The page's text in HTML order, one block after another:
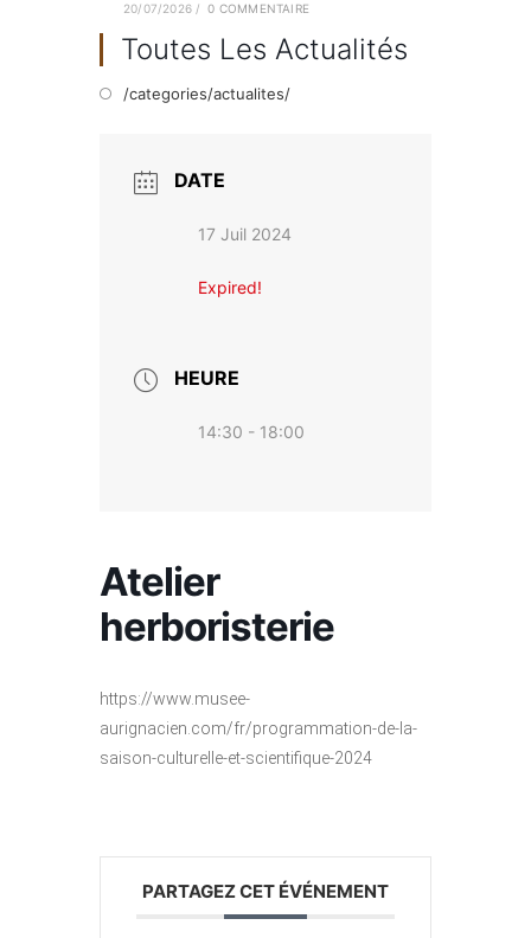
20/07/2026 / 0 COMMENTAIRE
Toutes Les Actualités
/categories/actualites/
DATE
17 Juil 2024
Expired!
HEURE
14:30 - 18:00
Atelier
herboristerie
https://www.musee-
aurignacien.com/fr/programmation-de-la-
saison-culturelle-et-scientifique-2024
PARTAGEZ CET ÉVÉNEMENT